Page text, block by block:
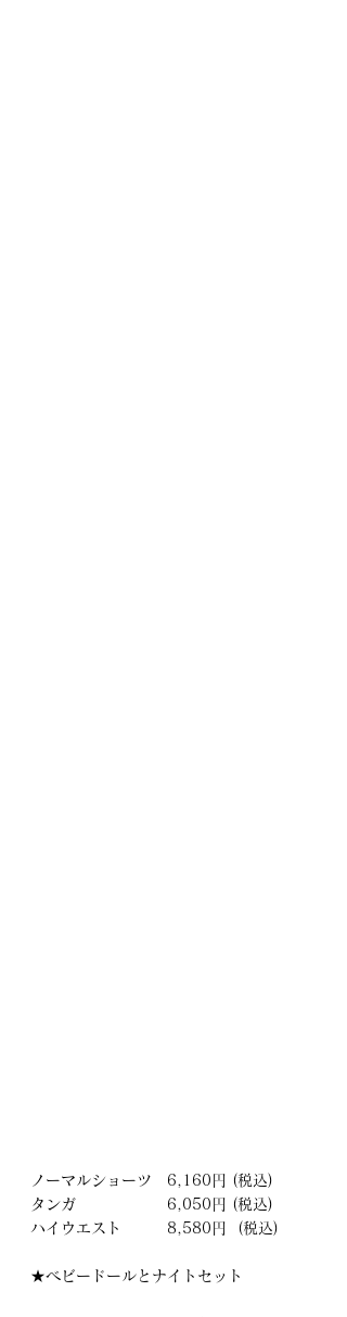
ノーマルショーツ　6,160円 (税込)
タンガ　　　　　　6,050円 (税込)
ハイウエスト　　　8,580円  (税込)
★ベビードールとナイトセット